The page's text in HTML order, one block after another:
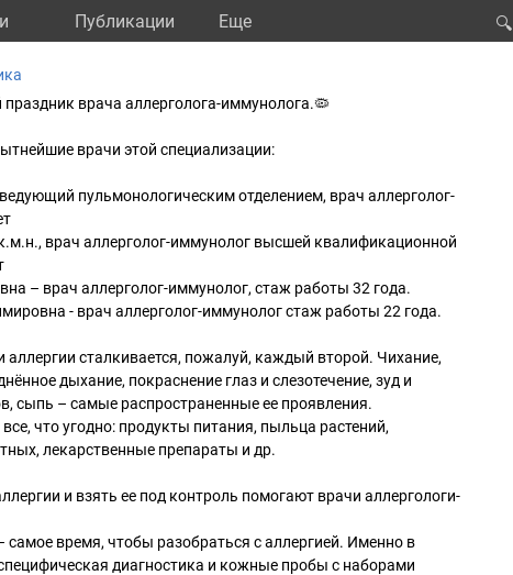
Публикации Eще 🔍
врача аллерголога-иммунолога.🦠
врачи этой специализации:
пульмонологическим отделением, врач аллерголог-
врач аллерголог-иммунолог высшей квалификационной
– врач аллерголог-иммунолог, стаж работы 32 года.
- врач аллерголог-иммунолог стаж работы 22 года.
сталкивается, пожалуй, каждый второй. Чихание,
дыхание, покраснение глаз и слезотечение, зуд и
сыпь – самые распространенные ее проявления.
что угодно: продукты питания, пыльца растений,
лекарственные препараты и др.
и взять ее под контроль помогают врачи аллергологи-
самое время, чтобы разобраться с аллергией. Именно в
диагностика и кожные пробы с наборами